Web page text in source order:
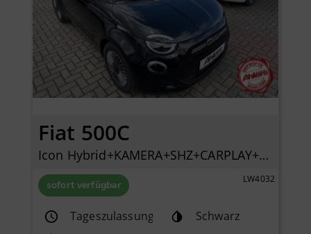
Fiat 500C
Icon Hybrid+KAMERA+SHZ+CARPLAY+KLIMAAUTOMATIK+TEMPOMAT+
sofort verfügbar LW4032
Tageszulassung
Schwarz